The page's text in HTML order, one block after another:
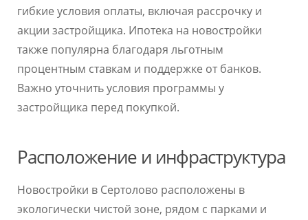
гибкие условия оплаты, включая рассрочку и
акции застройщика. Ипотека на новостройки
также популярна благодаря льготным
процентным ставкам и поддержке от банков.
Важно уточнить условия программы у
застройщика перед покупкой.
Расположение и инфраструктура
Новостройки в Сертолово расположены в
экологически чистой зоне, рядом с парками и